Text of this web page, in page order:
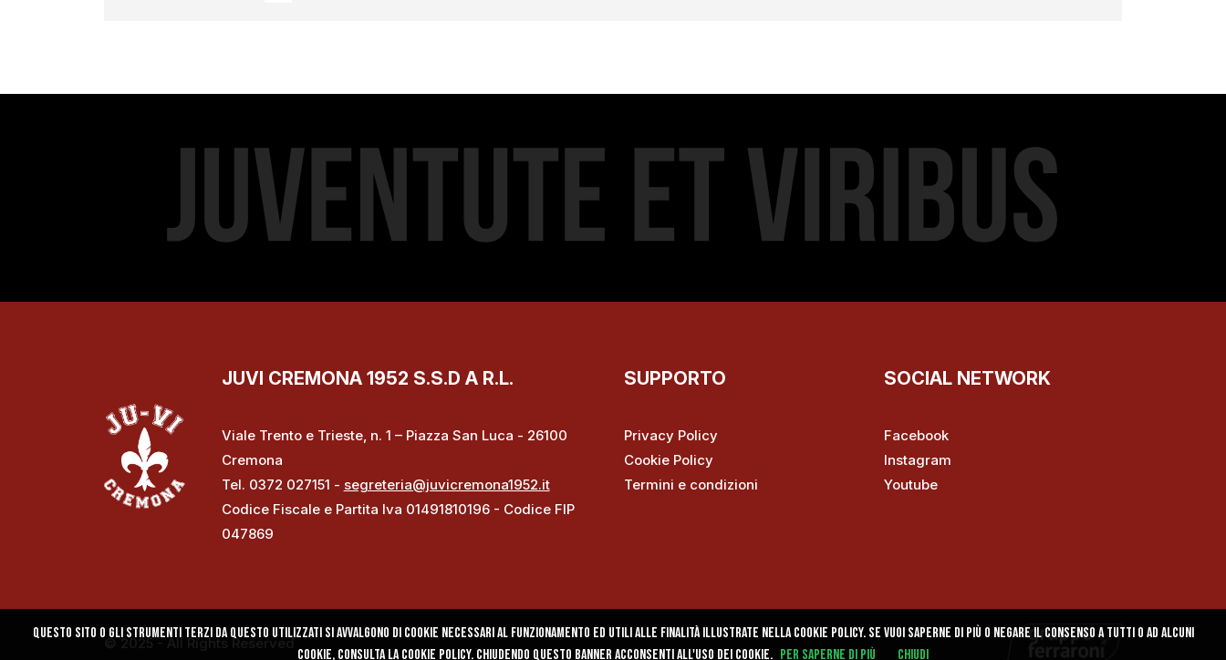
JUVI CREMONA 1952 S.S.D A R.L.
Viale Trento e Trieste, n. 1 – Piazza San Luca - 26100
Cremona
Tel. 0372 027151 - segreteria@juvicremona1952.it
Codice Fiscale e Partita Iva 01491810196 - Codice FIP
047869
SUPPORTO
Privacy Policy
Cookie Policy
Termini e condizioni
SOCIAL NETWORK
Facebook
Instagram
Youtube
© 2025 - All Rights Reserved
Questo sito o gli strumenti terzi da questo utilizzati si avvalgono di cookie necessari al funzionamento ed utili alle finalità illustrate nella cookie policy. Se vuoi saperne di più o negare il consenso a tutti o ad alcuni
cookie, consulta la cookie policy. Chiudendo questo banner acconsenti all'uso dei cookie. Per saperne di più Chiudi